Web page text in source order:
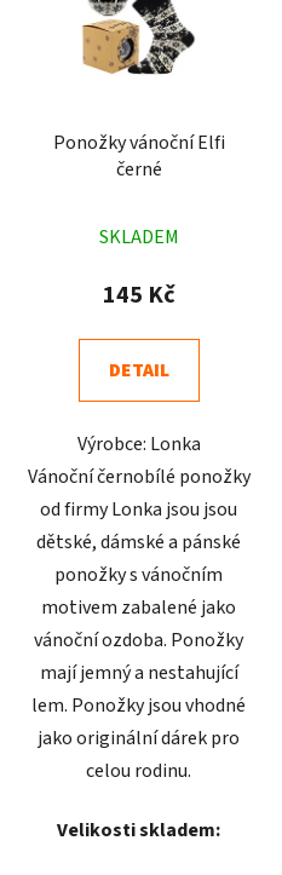
Ponožky vánoční Elfi
černé
hodnocení
produktu
5,0
z
hvězdiček.
SKLADEM
145 Kč
DETAIL
Výrobce: Lonka
Vánoční černobílé ponožky
od firmy Lonka jsou jsou
dětské, dámské a pánské
ponožky s vánočním
motivem zabalené jako
vánoční ozdoba. Ponožky
mají jemný a nestahující
lem. Ponožky jsou vhodné
jako originální dárek pro
celou rodinu.
Velikosti skladem: